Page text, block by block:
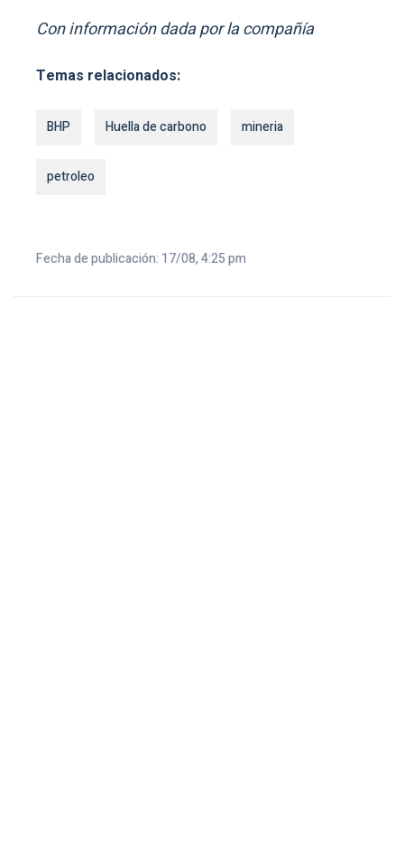
Con información dada por la compañía
Temas relacionados:
BHP Huella de carbono mineria
petroleo
Fecha de publicación: 17/08, 4:25 pm